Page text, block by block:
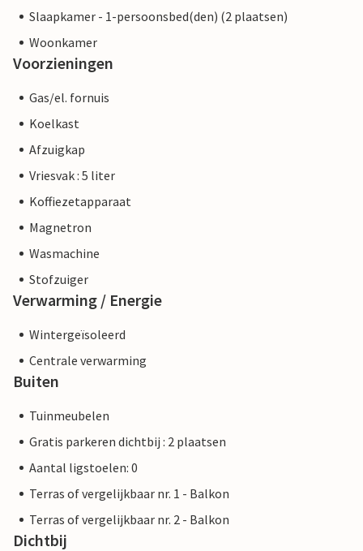
Slaapkamer - 1-persoonsbed(den) (2 plaatsen)
Woonkamer
Voorzieningen
Gas/el. fornuis
Koelkast
Afzuigkap
Vriesvak : 5 liter
Koffiezetapparaat
Magnetron
Wasmachine
Stofzuiger
Verwarming / Energie
Wintergeïsoleerd
Centrale verwarming
Buiten
Tuinmeubelen
Gratis parkeren dichtbij : 2 plaatsen
Aantal ligstoelen: 0
Terras of vergelijkbaar nr. 1 - Balkon
Terras of vergelijkbaar nr. 2 - Balkon
Dichtbij